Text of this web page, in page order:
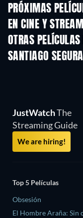
PRÓXIMAS
EN CINE Y
OTRAS
SANTIAGO SEGURA
JustWatchThe
Streaming Guide
We are hiring!
Top 5 Películas
Obsesión
El Hombre Araña: Sin